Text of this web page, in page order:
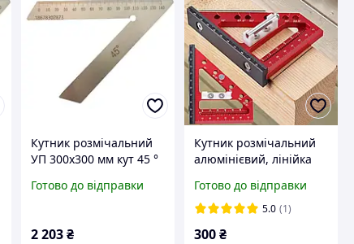
Кутник розмічальний
УП 300х300 мм кут 45 °
Готово до відправки
2 203 ₴
Кутник розмічальний
алюмінієвий, лінійка
45/90 градусів
червоно-чорний
Готово до відправки
5.0 (1)
300₴